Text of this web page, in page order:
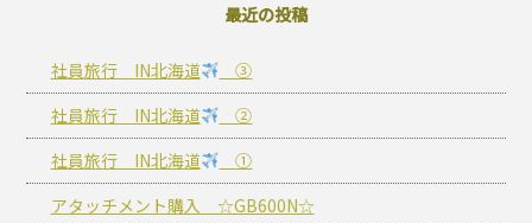
最近の投稿
社員旅行 IN北海道
③
社員旅行 IN北海道
②
社員旅行 IN北海道
①
アタッチメント購入 ☆GB600N☆